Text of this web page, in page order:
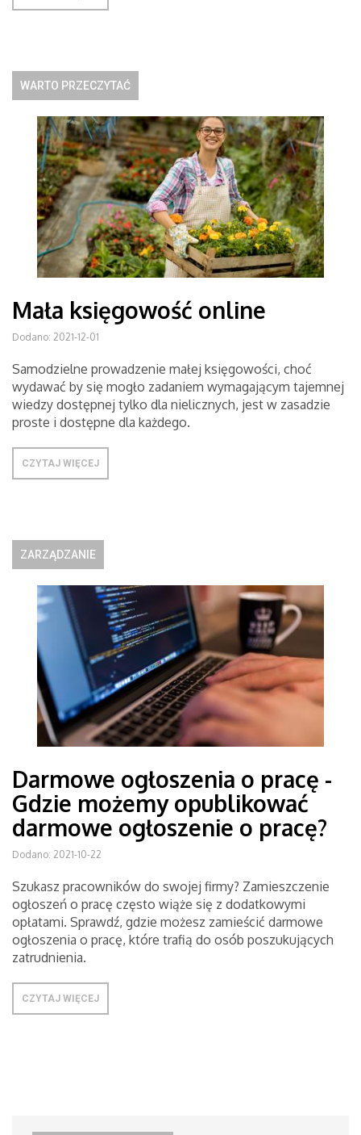
WARTO PRZECZYTAĆ
Mała księgowość online
Dodano: 2021-12-01
Samodzielne prowadzenie małej księgowości, choć
wydawać by się mogło zadaniem wymagającym tajemnej
wiedzy dostępnej tylko dla nielicznych, jest w zasadzie
proste i dostępne dla każdego.
CZYTAJ WIĘCEJ
ZARZĄDZANIE
Darmowe ogłoszenia o pracę -
Gdzie możemy opublikować
darmowe ogłoszenie o pracę?
Dodano: 2021-10-22
Szukasz pracowników do swojej firmy? Zamieszczenie
ogłoszeń o pracę często wiąże się z dodatkowymi
opłatami. Sprawdź, gdzie możesz zamieścić darmowe
ogłoszenia o pracę, które trafią do osób poszukujących
zatrudnienia.
CZYTAJ WIĘCEJ